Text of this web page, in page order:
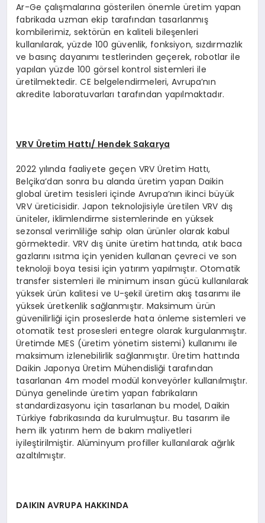
Ar-Ge çalışmalarına gösterilen önemle üretim yapan
fabrikada uzman ekip tarafından tasarlanmış
kombilerimiz, sektörün en kaliteli bileşenleri
kullanılarak, yüzde 100 güvenlik, fonksiyon, sızdırmazlık
ve basınç dayanımı testlerinden geçerek, robotlar ile
yapılan yüzde 100 görsel kontrol sistemleri ile
üretilmektedir. CE belgelendirmeleri, Avrupa’nın
akredite laboratuvarları tarafından yapılmaktadır.
VRV Üretim Hattı/ Hendek Sakarya
2022 yılında faaliyete geçen VRV Üretim Hattı,
Belçika’dan sonra bu alanda üretim yapan Daikin
global üretim tesisleri içinde Avrupa’nın ikinci büyük
VRV üreticisidir. Japon teknolojisiyle üretilen VRV dış
üniteler, iklimlendirme sistemlerinde en yüksek
sezonsal verimliliğe sahip olan ürünler olarak kabul
görmektedir. VRV dış ünite üretim hattında, atık baca
gazlarını ısıtma için yeniden kullanan çevreci ve son
teknoloji boya tesisi için yatırım yapılmıştır. Otomatik
transfer sistemleri ile minimum insan gücü kullanılarak
yüksek ürün kalitesi ve U-şekil üretim akış tasarımı ile
yüksek üretkenlik sağlanmıştır. Maksimum ürün
güvenilirliği için proseslerde hata önleme sistemleri ve
otomatik test prosesleri entegre olarak kurgulanmıştır.
Üretimde MES (üretim yönetim sistemi) kullanımı ile
maksimum izlenebilirlik sağlanmıştır. Üretim hattında
Daikin Japonya Üretim Mühendisliği tarafından
tasarlanan 4m model modül konveyörler kullanılmıştır.
Dünya genelinde üretim yapan fabrikaların
standardizasyonu için tasarlanan bu model, Daikin
Türkiye fabrikasında da kurulmuştur. Bu tasarım ile
hem ilk yatırım hem de bakım maliyetleri
iyileştirilmiştir. Alüminyum profiller kullanılarak ağırlık
azaltılmıştır.
DAIKIN AVRUPA HAKKINDA